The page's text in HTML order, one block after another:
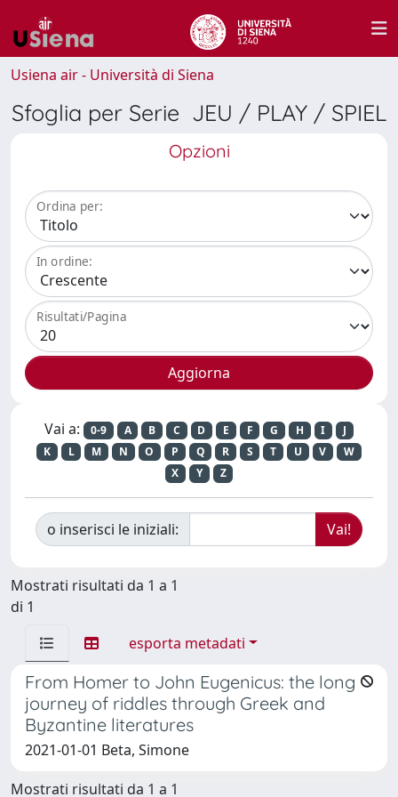
Usiena air - Università di Siena
Sfoglia per Serie JEU / PLAY / SPIEL
Opzioni
Ordina per:
In ordine:
Risultati/Pagina
Vai a: 0-9 A B C D E F G H I
J
K
L M N O P Q R S T U V
W
X
Y Z
o inserisci le iniziali:
Mostrati risultati da 1 a 1
di 1
esporta metadati
From Homer to John Eugenicus: the long
journey of riddles through Greek and
Byzantine literatures
2021-01-01 Beta, Simone
Mostrati risultati da 1 a 1